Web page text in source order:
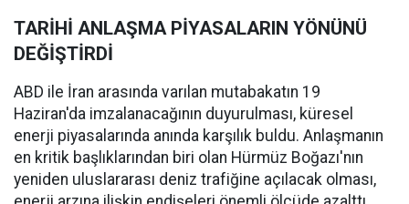
TARİHİ ANLAŞMA PİYASALARIN YÖNÜNÜ
DEĞİŞTİRDİ
ABD ile İran arasında varılan mutabakatın 19
Haziran'da imzalanacağının duyurulması, küresel
enerji piyasalarında anında karşılık buldu. Anlaşmanın
en kritik başlıklarından biri olan Hürmüz Boğazı'nın
yeniden uluslararası deniz trafiğine açılacak olması,